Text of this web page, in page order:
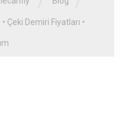
• Çeki Demiri Fiyatları •